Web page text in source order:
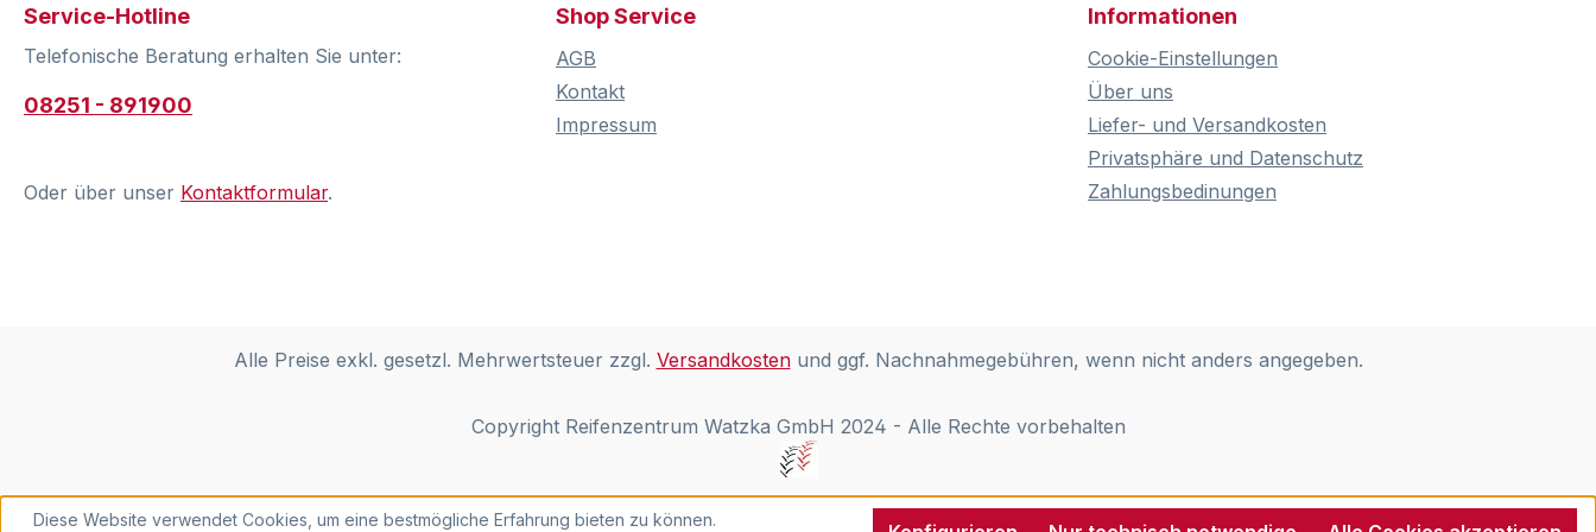
Service-Hotline
Telefonische Beratung erhalten Sie unter:
08251 - 891900
Oder über unser Kontaktformular.
Shop Service
AGB
Kontakt
Impressum
Informationen
Cookie-Einstellungen
Über uns
Liefer- und Versandkosten
Privatsphäre und Datenschutz
Zahlungsbedinungen
Alle Preise exkl. gesetzl. Mehrwertsteuer zzgl. Versandkostenund ggf. Nachnahmegebühren, wenn nicht anders angegeben.
Copyright Reifenzentrum Watzka GmbH 2024 - Alle Rechte vorbehalten
Diese Website verwendet Cookies, um eine bestmögliche Erfahrung bieten zu können.